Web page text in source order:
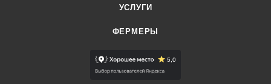
УСЛУГИ
ФЕРМЕРЫ